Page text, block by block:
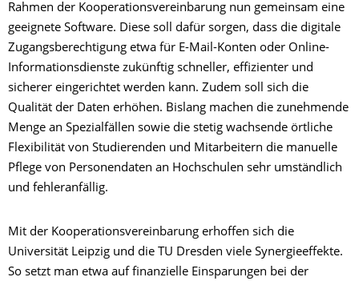
Rahmen der Kooperationsvereinbarung nun gemeinsam eine
geeignete Software. Diese soll dafür sorgen, dass die digitale
Zugangsberechtigung etwa für E-Mail-Konten oder Online-
Informationsdienste zukünftig schneller, effizienter und
sicherer eingerichtet werden kann. Zudem soll sich die
Qualität der Daten erhöhen. Bislang machen die zunehmende
Menge an Spezialfällen sowie die stetig wachsende örtliche
Flexibilität von Studierenden und Mitarbeitern die manuelle
Pflege von Personendaten an Hochschulen sehr umständlich
und fehleranfällig.
Mit der Kooperationsvereinbarung erhoffen sich die
Universität Leipzig und die TU Dresden viele Synergieeffekte.
So setzt man etwa auf finanzielle Einsparungen bei der